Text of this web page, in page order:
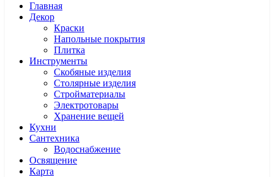
Главная
Декор
Краски
Напольные покрытия
Плитка
Инструменты
Скобяные изделия
Столярные изделия
Стройматериалы
Электротовары
Хранение вещей
Кухни
Сантехника
Водоснабжение
Освящение
Карта